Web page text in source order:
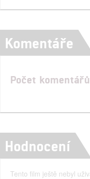
Komentáře
Počet
Hodnocení
Tento film ještě nebyl